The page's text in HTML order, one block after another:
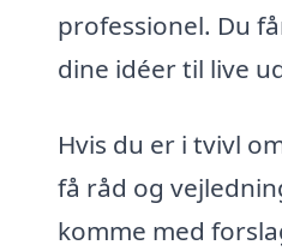
professionel. Du
dine idéer til live
Hvis du er i tvivl
få råd og
komme med